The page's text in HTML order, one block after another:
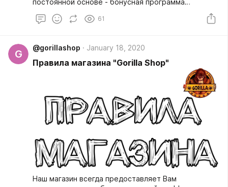
постоянной основе - бонусная программа
61
G
@gorillashop January 18, 2020
Правила магазина "Gorilla Shop"
Наш магазин всегда предоставляет Вам